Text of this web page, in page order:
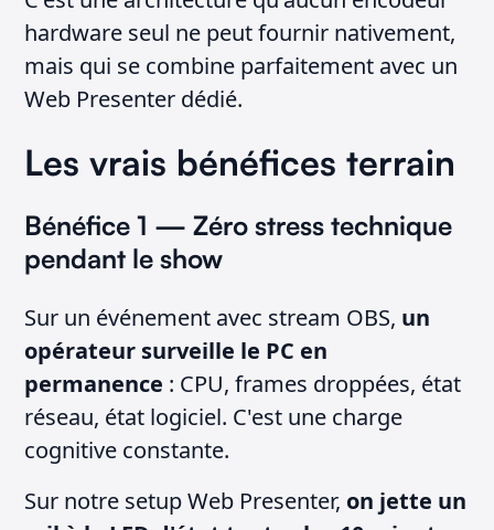
hardware seul ne peut fournir nativement,
mais qui se combine parfaitement avec un
Web Presenter dédié.
Les vrais bénéfices terrain
Bénéfice 1 — Zéro stress technique
pendant le show
Sur un événement avec stream OBS, un
opérateur surveille le PC en
permanence : CPU, frames droppées, état
réseau, état logiciel. C'est une charge
cognitive constante.
Sur notre setup Web Presenter, on jette un